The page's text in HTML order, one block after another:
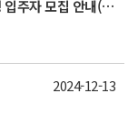
2024학년도 1학기 시흥캠퍼스 주택 대학원생 입주자 모집 안내(신청 25/1/24~2/5)
2024-12-13